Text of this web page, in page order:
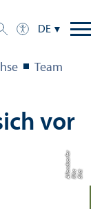
DE
Team
vor
Bil
d:
Ri
k
e
All
e
n
d
o
e
rf
e
r